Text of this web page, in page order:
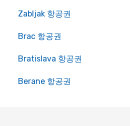
Zabljak 항공권
Brac 항공권
Bratislava 항공권
Berane 항공권